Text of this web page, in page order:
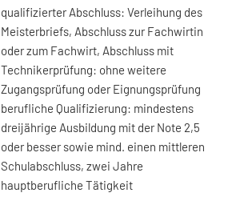
qualifizierter Abschluss: Verleihung des
Meisterbriefs, Abschluss zur Fachwirtin
oder zum Fachwirt, Abschluss mit
Technikerprüfung: ohne weitere
Zugangsprüfung oder Eignungsprüfung
berufliche Qualifizierung: mindestens
dreijährige Ausbildung mit der Note 2,5
oder besser sowie mind. einen mittleren
Schulabschluss, zwei Jahre
hauptberufliche Tätigkeit